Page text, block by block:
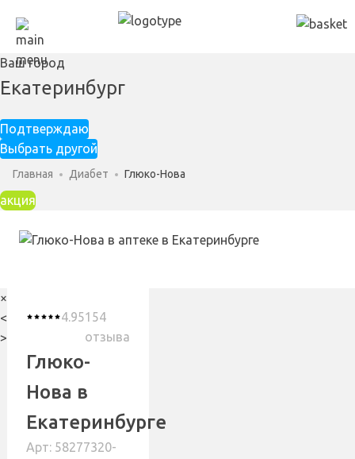
Ваш город
Екатеринбург
Подтверждаю
Выбрать другой
Главная Диабет Глюко-Нова
акция
×
<
>
4.95154
отзыва
Глюко-
Нова в
Екатеринбурге
Арт: 58277320-